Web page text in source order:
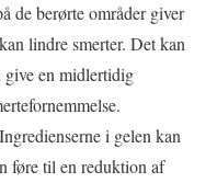
de berørte områder giver
lindre smerter. Det kan
en midlertidig
i gelen kan
føre til en reduktion af